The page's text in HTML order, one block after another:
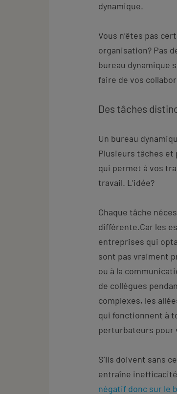
dynamique.
Vous n’êtes pas
organisation? Pas
bureau dynamique
faire de vos
Des tâches
Un bureau
Plusieurs tâches et
qui permet à vos
travail. L’idée?
Chaque tâche
différente.Car les
entreprises qui
sont pas vraiment
ou à la
de collègues
complexes, les
qui fonctionnent à
perturbateurs pour
S’ils doivent sans
entraîne
négatif donc sur le